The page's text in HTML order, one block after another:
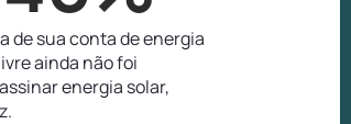
de sua conta de energia
ainda não foi
energia solar,